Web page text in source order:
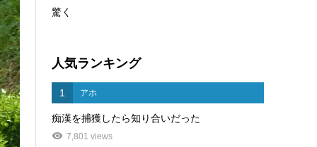
驚く
人気ランキング
1 アホ
痴漢を捕獲したら知り合いだった
7,801 views